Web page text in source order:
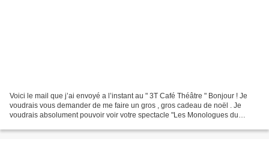
Voici le mail que j’ai envoyé a l’instant au " 3T Café Théâtre " Bonjour ! Je
voudrais vous demander de me faire un gros , gros cadeau de noël . Je
voudrais absolument pouvoir voir votre spectacle "Les Monologues du